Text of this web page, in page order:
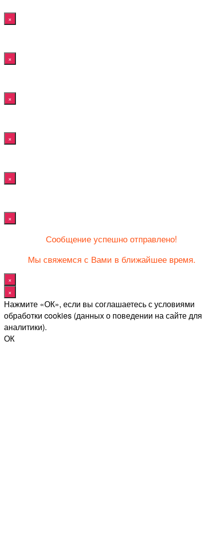
×
×
×
×
×
×
Сообщение успешно отправлено!
Мы свяжемся с Вами в ближайшее время.
×
×
Нажмите «ОК», если вы соглашаетесь с условиями
обработки cookies (данных о поведении на сайте для
аналитики).
ОК